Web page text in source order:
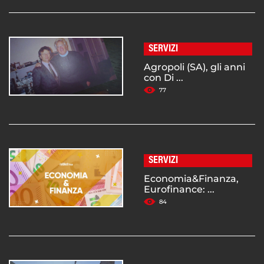
SERVIZI
Agropoli (SA), gli anni
con Di ...
77
SERVIZI
Economia&Finanza,
Eurofinance: ...
84